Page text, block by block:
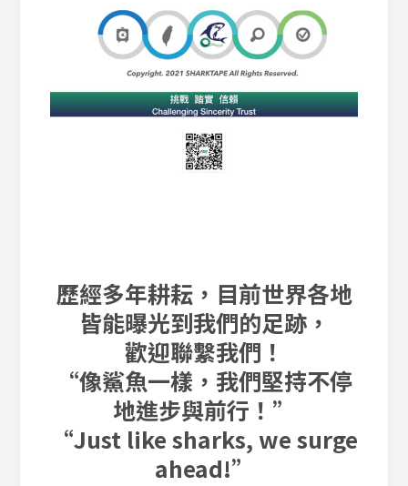
歷經多年耕耘，目前世界各地
皆能曝光到我們的足跡，
歡迎聯繫我們！
“像鯊魚一樣，我們堅持不停
地進步與前行！”
“Just like sharks, we surge
ahead!”